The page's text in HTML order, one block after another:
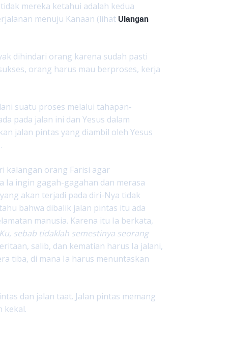
mereka ketahui adalah kedua
menuju Kanaan (lihat Ulangan
dihindari orang karena sudah pasti
orang harus mau berproses, kerja
suatu proses melalui tahapan-
pada jalan ini dan Yesus dalam
jalan pintas yang diambil oleh Yesus
kalangan orang Farisi agar
Ia ingin gagah-gagahan dan merasa
akan terjadi pada diri-Nya tidak
bahwa dibalik jalan pintas itu ada
manusia. Karena itu Ia berkata,
sebab tidaklah semestinya seorang
salib, dan kematian harus Ia jalani,
tiba, di mana Ia harus menuntaskan
dan jalan taat. Jalan pintas memang
kekal.